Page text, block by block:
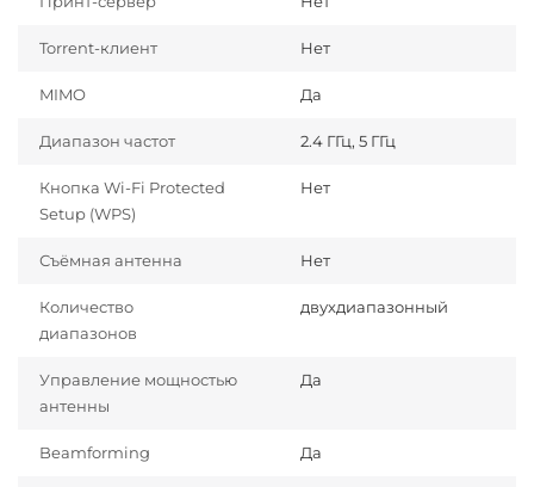
Torrent-клиент Нет
MIMO Да
Диапазон частот 2.4 ГГц, 5 ГГц
Кнопка Wi-Fi Protected
Setup (WPS)
Нет
Съёмная антенна Нет
Количество
диапазонов
двухдиапазонный
Управление мощностью
антенны
Да
Beamforming Да